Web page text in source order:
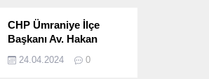
CHP Ümraniye İlçe
Başkanı Av. Hakan
Seçimlerini
24.04.2024 0